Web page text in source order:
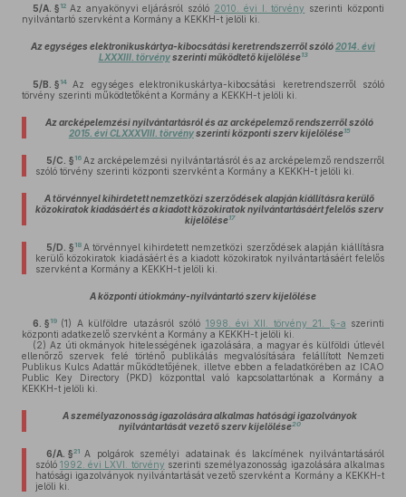
5/A. § 12 Az anyakönyvi eljárásról szóló 2010. évi I. törvény szerinti központi
nyilvántartó szervként a Kormány a KEKKH-t jelöli ki.
Az egységes elektronikuskártya-kibocsátási keretrendszerről szóló2014. évi
LXXXIII. törvényszerinti működtető kijelölése13
5/B. § 14
Az egységes elektronikuskártya-kibocsátási keretrendszerről szóló
törvény szerinti működtetőként a Kormány a KEKKH-t jelöli ki.
Az arcképelemzési nyilvántartásról és az arcképelemző rendszerről szóló
2015. évi CLXXXVIII. törvényszerinti központi szerv kijelölése15
5/C. § 16 Az arcképelemzési nyilvántartásról és az arcképelemző rendszerről
szóló törvény szerinti központi szervként a Kormány a KEKKH-t jelöli ki.
A törvénnyel kihirdetett nemzetközi szerződések alapján kiállításra kerülő
közokiratok kiadásáért és a kiadott közokiratok nyilvántartásáért felelős szerv
kijelölése17
5/D. § 18 A törvénnyel kihirdetett nemzetközi szerződések alapján kiállításra
kerülő közokiratok kiadásáért és a kiadott közokiratok nyilvántartásáért felelős
szervként a Kormány a KEKKH-t jelöli ki.
A központi útiokmány-nyilvántartó szerv kijelölése
6. § 19 (1) A külföldre utazásról szóló 1998. évi XII. törvény 21. §-a szerinti
központi adatkezelő szervként a Kormány a KEKKH-t jelöli ki.
(2) Az úti okmányok hitelességének igazolására, a magyar és külföldi útlevél
ellenőrző szervek felé történő publikálás megvalósítására felállított Nemzeti
Publikus Kulcs Adattár működtetőjének, illetve ebben a feladatkörében az ICAO
Public Key Directory (PKD) központtal való kapcsolattartónak a Kormány a
KEKKH-t jelöli ki.
A személyazonosság igazolására alkalmas hatósági igazolványok
nyilvántartását vezető szerv kijelölése20
6/A. §21
A polgárok személyi adatainak és lakcímének nyilvántartásáról
szóló 1992. évi LXVI. törvény szerinti személyazonosság igazolására alkalmas
hatósági igazolványok nyilvántartását vezető szervként a Kormány a KEKKH-t
jelöli ki.